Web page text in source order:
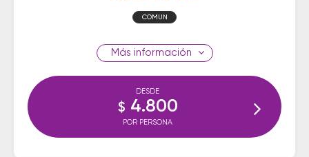
COMUN
información
DESDE
$ 4.800
POR PERSONA